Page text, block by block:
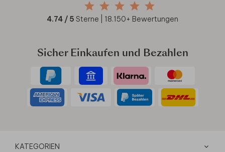
4.74 / 5 Sterne | 18.150+ Bewertungen
Sicher Einkaufen und Bezahlen
KATEGORIEN